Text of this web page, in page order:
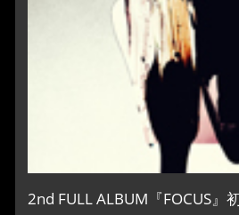
2nd FULL ALBUM『FOCUS』